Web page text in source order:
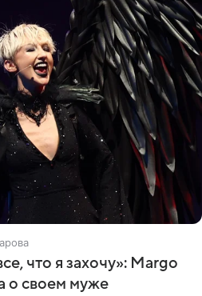
что я захочу»: Margo
о своем муже